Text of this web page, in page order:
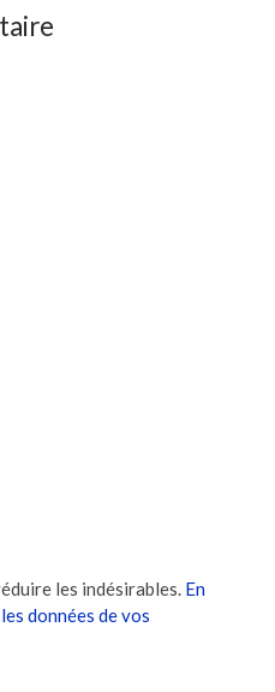
les indésirables. En
données de vos